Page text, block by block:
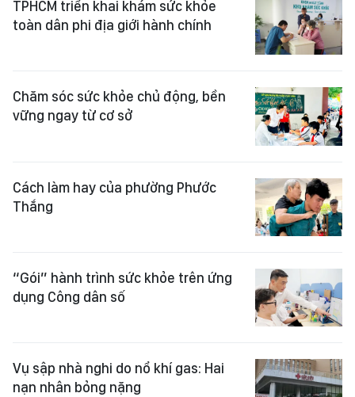
TPHCM triển khai khám sức khỏe
toàn dân phi địa giới hành chính
Chăm sóc sức khỏe chủ động, bền
vững ngay từ cơ sở
Cách làm hay của phường Phước
Thắng
“Gói” hành trình sức khỏe trên ứng
dụng Công dân số
Vụ sập nhà nghi do nổ khí gas: Hai
nạn nhân bỏng nặng